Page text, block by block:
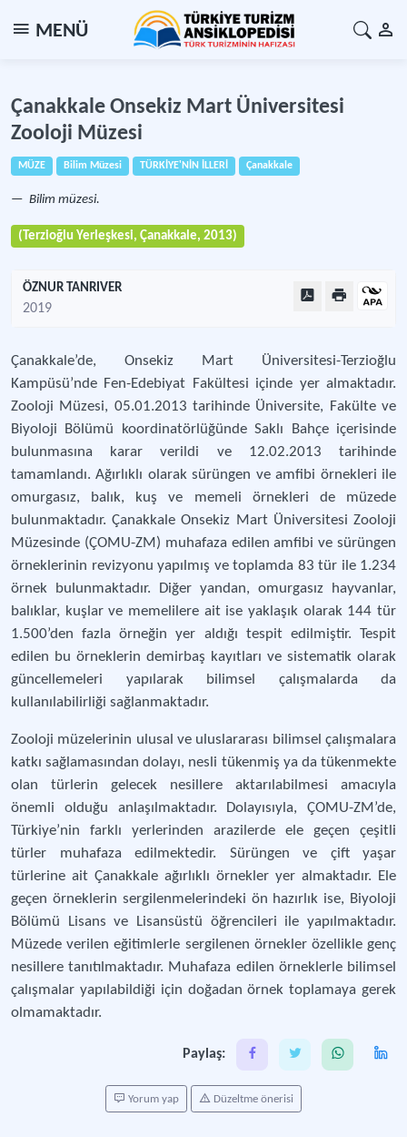
MENÜ
Çanakkale Onsekiz Mart Üniversitesi
Zooloji Müzesi
MÜZE Bilim Müzesi TÜRKİYE'NİN İLLERİ Çanakkale
Bilim müzesi.
(Terzioğlu Yerleşkesi, Çanakkale, 2013)
ÖZNUR TANRIVER
2019
Çanakkale’de, Onsekiz Mart Üniversitesi-Terzioğlu
Kampüsü’nde Fen-Edebiyat Fakültesi içinde yer almaktadır.
Zooloji Müzesi, 05.01.2013 tarihinde Üniversite, Fakülte ve
Biyoloji Bölümü koordinatörlüğünde Saklı Bahçe içerisinde
bulunmasına karar verildi ve 12.02.2013 tarihinde
tamamlandı. Ağırlıklı olarak sürüngen ve amfibi örnekleri ile
omurgasız, balık, kuş ve memeli örnekleri de müzede
bulunmaktadır. Çanakkale Onsekiz Mart Üniversitesi Zooloji
Müzesinde (ÇOMU-ZM) muhafaza edilen amfibi ve sürüngen
örneklerinin revizyonu yapılmış ve toplamda 83 tür ile 1.234
örnek bulunmaktadır. Diğer yandan, omurgasız hayvanlar,
balıklar, kuşlar ve memelilere ait ise yaklaşık olarak 144 tür
1.500’den fazla örneğin yer aldığı tespit edilmiştir. Tespit
edilen bu örneklerin demirbaş kayıtları ve sistematik olarak
güncellemeleri yapılarak bilimsel çalışmalarda da
kullanılabilirliği sağlanmaktadır.
Zooloji müzelerinin ulusal ve uluslararası bilimsel çalışmalara
katkı sağlamasından dolayı, nesli tükenmiş ya da tükenmekte
olan türlerin gelecek nesillere aktarılabilmesi amacıyla
önemli olduğu anlaşılmaktadır. Dolayısıyla, ÇOMU-ZM’de,
Türkiye’nin farklı yerlerinden arazilerde ele geçen çeşitli
türler muhafaza edilmektedir. Sürüngen ve çift yaşar
türlerine ait Çanakkale ağırlıklı örnekler yer almaktadır. Ele
geçen örneklerin sergilenmelerindeki ön hazırlık ise, Biyoloji
Bölümü Lisans ve Lisansüstü öğrencileri ile yapılmaktadır.
Müzede verilen eğitimlerle sergilenen örnekler özellikle genç
nesillere tanıtılmaktadır. Muhafaza edilen örneklerle bilimsel
çalışmalar yapılabildiği için doğadan örnek toplamaya gerek
olmamaktadır.
Paylaş:
Yorum yap Düzeltme önerisi